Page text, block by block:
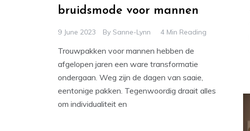
bruidsmode voor mannen
9 June 2023 By Sanne-Lynn 4 Min Reading
Trouwpakken voor mannen hebben de
afgelopen jaren een ware transformatie
ondergaan. Weg zijn de dagen van saaie,
eentonige pakken. Tegenwoordig draait alles
om individualiteit en